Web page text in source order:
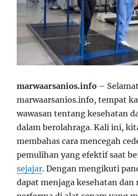
marwaarsanios.info –
marwaarsanios.info, tempat
wawasan tentang kesehatan
dalam berolahraga. Kali ini,
membahas cara mencegah
pemulihan yang efektif saat
sejajar. Dengan mengikuti
dapat menjaga kesehatan